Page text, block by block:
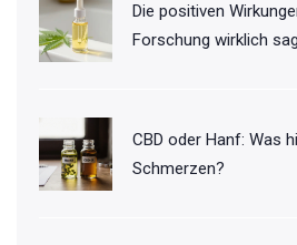
Die positiven
Forschung wirklich
CBD oder Hanf: Was
Schmerzen?